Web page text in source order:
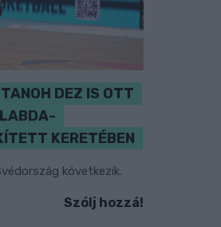
DEZ IS OTT
KERETÉBEN
következik.
Szólj hozzá!